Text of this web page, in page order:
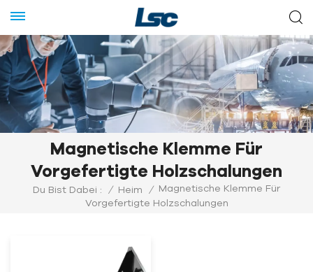
Magnetische Klemme Für
Vorgefertigte Holzschalungen
Du Bist Dabei : / Heim /
Magnetische Klemme Für
Vorgefertigte Holzschalungen